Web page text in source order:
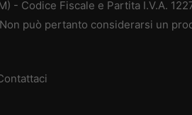
- Codice Fiscale e Partita I.V.A.
può pertanto considerarsi un